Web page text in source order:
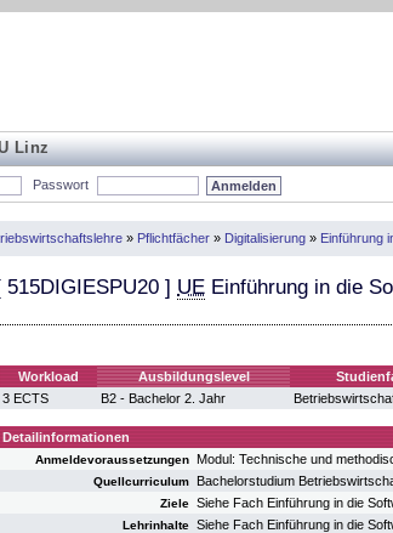
Linz
Passwort
» Pflichtfächer » Digitalisierung » Einführung
515DIGIESPU20 ] UE Einführung in die
Workload Ausbildungslevel
3 ECTS
B2 - Bachelor 2. Jahr
Detailinformationen
Anmeldevoraussetzungen Modul: Technische und
Quellcurriculum Bachelorstudium
Ziele Siehe Fach Einführung in die
Lehrinhalte Siehe Fach Einführung in die